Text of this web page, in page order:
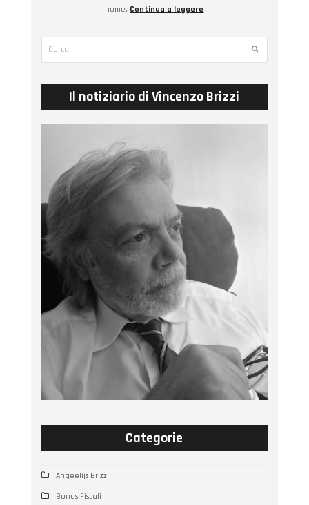
nome. Continua a leggere
Submit
Il notiziario di Vincenzo Brizzi
Categorie
Angeelijs Brizzi
Bonus Fiscali